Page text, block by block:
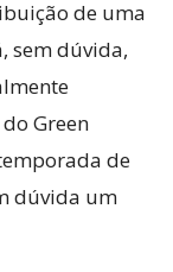
de uma
sem dúvida,
Green
de
dúvida um